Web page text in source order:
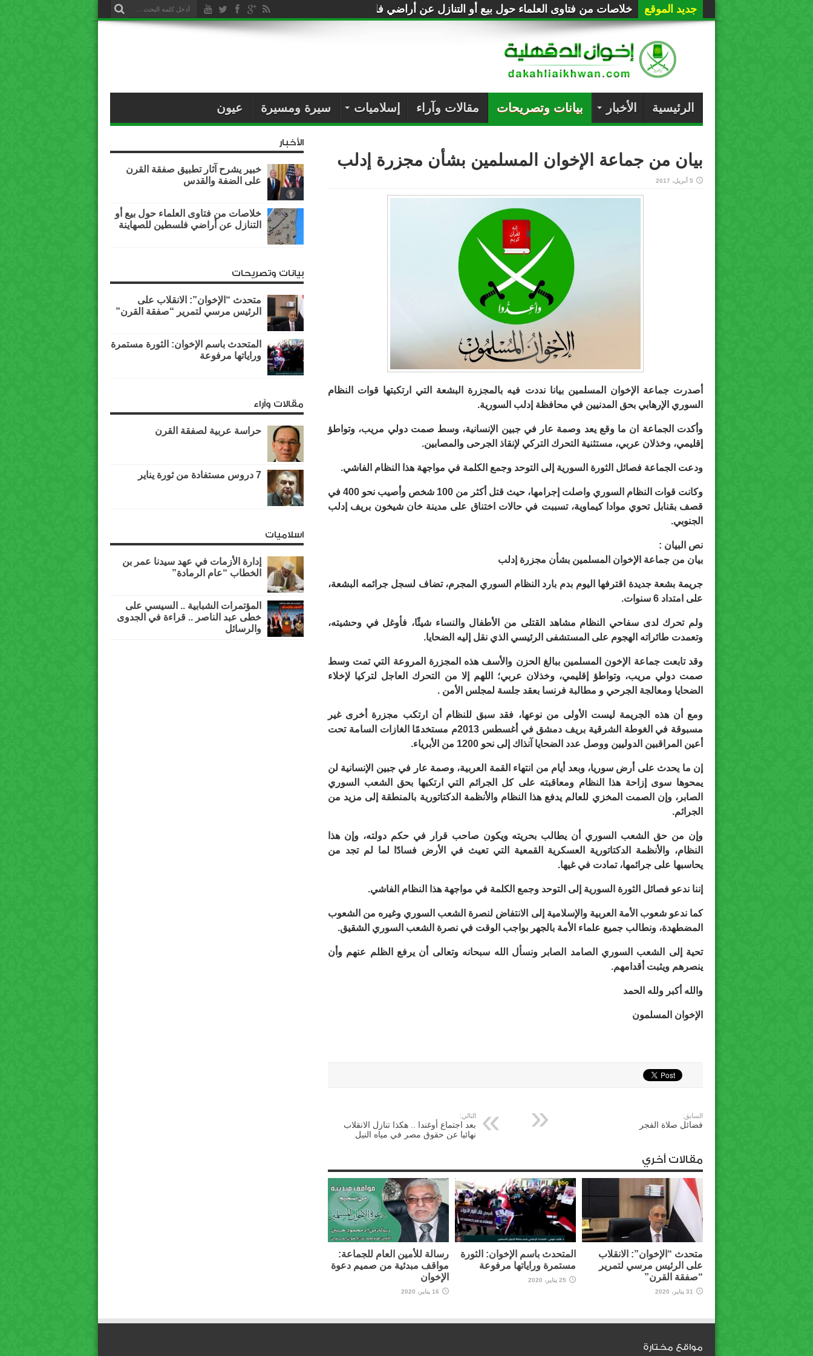
جديد الموقع خلاصات من فتاوى العلماء حول بيع أو التنازل عن أراضي فلسطين للصهاينة
الرئيسية الأخبار بيانات وتصريحات مقالات وآراء إسلاميات سيرة ومسيرة عيون
بيان من جماعة الإخوان المسلمين بشأن مجزرة إدلب
5 أبريل، 2017
أصدرت جماعة الإخوان المسلمين بيانا نددت فيه بالمجزرة البشعة التي ارتكبتها قوات النظام
السوري الإرهابي بحق المدنيين في محافظة إدلب السورية.
وأكدت الجماعة ان ما وقع يعد وصمة عار في جبين الإنسانية، وسط صمت دولي مريب، وتواطؤ
إقليمي، وخذلان عربي، مستثنية التحرك التركي لإنقاذ الجرحى والمصابين.
ودعت الجماعة فصائل الثورة السورية إلى التوحد وجمع الكلمة في مواجهة هذا النظام الفاشي.
وكانت قوات النظام السوري واصلت إجرامها، حيث قتل أكثر من 100 شخص وأصيب نحو 400 في
قصف بقنابل تحوي موادا كيماوية، تسببت في حالات اختناق على مدينة خان شيخون بريف إدلب
الجنوبي.
نص البيان :
بيان من جماعة الإخوان المسلمين بشأن مجزرة إدلب
جريمة بشعة جديدة اقترفها اليوم بدم بارد النظام السوري المجرم، تضاف لسجل جرائمه البشعة،
على امتداد 6 سنوات.
ولم تحرك لدى سفاحي النظام مشاهد القتلى من الأطفال والنساء شيئًا، فأوغل في وحشيته،
وتعمدت طائراته الهجوم على المستشفى الرئيسي الذي نقل إليه الضحايا.
وقد تابعت جماعة الإخون المسلمين ببالغ الحزن والأسف هذه المجزرة المروعة التي تمت وسط
صمت دولي مريب، وتواطؤ إقليمي، وخذلان عربي؛ اللهم إلا من التحرك العاجل لتركيا لإخلاء
الضحايا ومعالجة الجرحي و مطالبة فرنسا بعقد جلسة لمجلس الأمن .
ومع أن هذه الجريمة ليست الأولى من نوعها، فقد سبق للنظام أن ارتكب مجزرة أخرى غير
مسبوقة في الغوطة الشرقية بريف دمشق في أغسطس 2013م مستخدمًا الغازات السامة تحت
أعين المراقبين الدوليين ووصل عدد الضحايا آنذاك إلى نحو 1200 من الأبرياء.
إن ما يحدث على أرض سوريا، وبعد أيام من انتهاء القمة العربية، وصمة عار في جبين الإنسانية لن
يمحوها سوى إزاحة هذا النظام ومعاقبته على كل الجرائم التي ارتكبها بحق الشعب السوري
الصابر، وإن الصمت المخزي للعالم يدفع هذا النظام والأنظمة الدكتاتورية بالمنطقة إلى مزيد من
الجرائم.
وإن من حق الشعب السوري أن يطالب بحريته ويكون صاحب قرار في حكم دولته، وإن هذا
النظام، والأنظمة الدكتاتورية العسكرية القمعية التي تعيث في الأرض فسادًا لما لم تجد من
يحاسبها على جرائمها، تمادت في غيها.
إننا ندعو فصائل الثورة السورية إلى التوحد وجمع الكلمة في مواجهة هذا النظام الفاشي.
كما ندعو شعوب الأمة العربية والإسلامية إلى الانتفاض لنصرة الشعب السوري وغيره من الشعوب
المضطهدة، ونطالب جميع علماء الأمة بالجهر بواجب الوقت في نصرة الشعب السوري الشقيق.
تحية إلى الشعب السوري الصامد الصابر ونسأل الله سبحانه وتعالى أن يرفع الظلم عنهم وأن
ينصرهم ويثبت أقدامهم.
والله أكبر ولله الحمد
الإخوان المسلمون
السابق:
فضائل صلاة الفجر
التالي:
بعد اجتماع أوغندا .. هكذا تنازل الانقلاب
نهائيا عن حقوق مصر في مياه النيل
مقالات أخري
متحدث “الإخوان”: الانقلاب
على الرئيس مرسي لتمرير
“صفقة القرن”
31 يناير، 2020
المتحدث باسم الإخوان: الثورة
مستمرة وراياتها مرفوعة
25 يناير، 2020
رسالة للأمين العام للجماعة:
مواقف مبدئية من صميم دعوة
الإخوان
16 يناير، 2020
الأخبار
خبير يشرح آثار تطبيق صفقة القرن
على الضفة والقدس
خلاصات من فتاوى العلماء حول بيع أو
التنازل عن أراضي فلسطين للصهاينة
بيانات وتصريحات
متحدث “الإخوان”: الانقلاب على
الرئيس مرسي لتمرير “صفقة القرن”
المتحدث باسم الإخوان: الثورة مستمرة
وراياتها مرفوعة
مقالات وآراء
حراسة عربية لصفقة القرن
7 دروس مستفادة من ثورة يناير
اسلاميات
إدارة الأزمات في عهد سيدنا عمر بن
الخطاب “عام الرمادة”
المؤتمرات الشبابية .. السيسي على
خطى عبد الناصر .. قراءة في الجدوى
والرسائل
مواقع مختارة